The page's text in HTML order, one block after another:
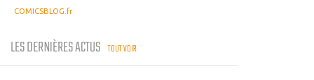
COMICSBLOG.fr
LES DERNIÈRES ACTUS TOUT VOIR